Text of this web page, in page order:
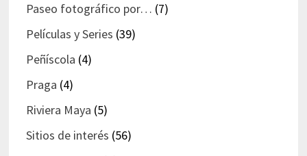
Paseo fotográfico por… (7)
Películas y Series (39)
Peñíscola (4)
Praga (4)
Riviera Maya (5)
Sitios de interés (56)